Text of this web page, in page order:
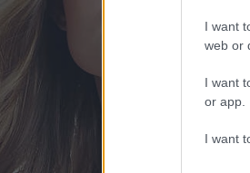
I want
web or
I want
or app.
I want